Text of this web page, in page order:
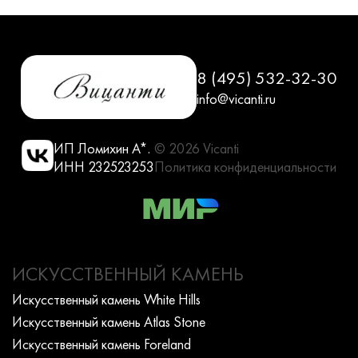
8 (495) 532-32-30
info@vicanti.ru
ИП Ломихин А*.
ИНН 232523253
© 2026 Vicanti
Политика конфиденциальности
ИСКУССТВЕННЫЙ КАМЕНЬ
Искусcтвенный камень White Hills
Искусcтвенный камень Atlas Stone
Искусcтвенный камень Foreland